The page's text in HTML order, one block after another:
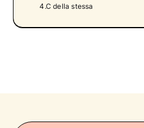
4.C della stessa